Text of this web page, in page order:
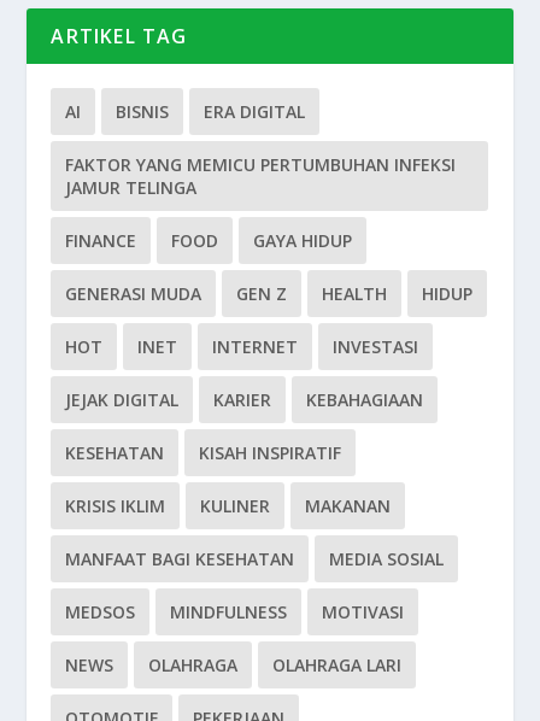
ARTIKEL TAG
AI BISNIS ERA DIGITAL
FAKTOR YANG MEMICU PERTUMBUHAN INFEKSI
JAMUR TELINGA
FINANCE FOOD GAYA HIDUP
GENERASI MUDA GEN Z HEALTH HIDUP
HOT INET INTERNET INVESTASI
JEJAK DIGITAL KARIER KEBAHAGIAAN
KESEHATAN KISAH INSPIRATIF
KRISIS IKLIM KULINER MAKANAN
MANFAAT BAGI KESEHATAN MEDIA SOSIAL
MEDSOS MINDFULNESS MOTIVASI
NEWS OLAHRAGA OLAHRAGA LARI